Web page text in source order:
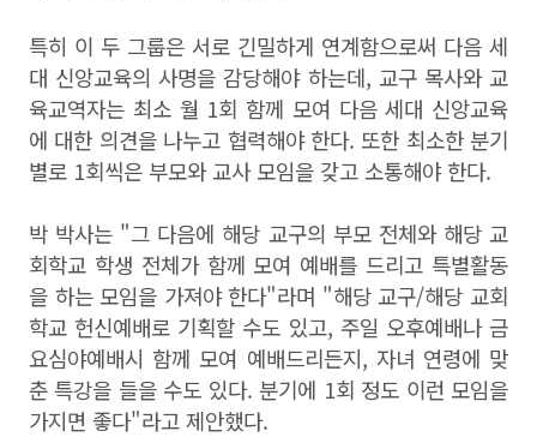
특히 이 두 그룹은 서로 긴밀하게 연계함으로써 다음 세
대 신앙교육의 사명을 감당해야 하는데, 교구 목사와 교
육교역자는 최소 월 1회 함께 모여 다음 세대 신앙교육
에 대한 의견을 나누고 협력해야 한다. 또한 최소한 분기
별로 1회씩은 부모와 교사 모임을 갖고 소통해야 한다.
박 박사는 "그 다음에 해당 교구의 부모 전체와 해당 교
회학교 학생 전체가 함께 모여 예배를 드리고 특별활동
을 하는 모임을 가져야 한다"라며 "해당 교구/해당 교회
학교 헌신예배로 기획할 수도 있고, 주일 오후예배나 금
요심야예배시 함께 모여 예배드리든지, 자녀 연령에 맞
춘 특강을 들을 수도 있다. 분기에 1회 정도 이런 모임을
가지면 좋다"라고 제안했다.